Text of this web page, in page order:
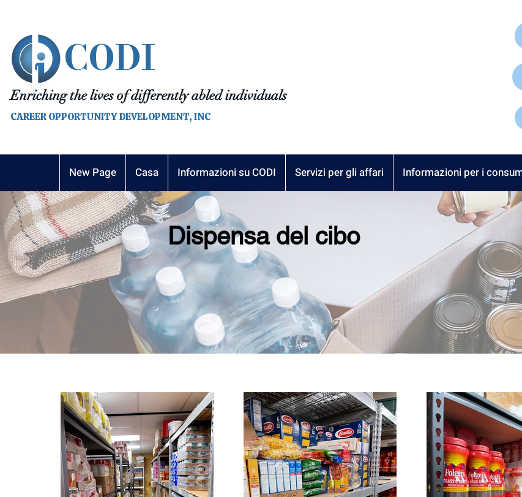
New Page Casa Informazioni su CODI Servizi per gli affari Informazioni per i
CAREER OPPORTUNITY DEVELOPMENT, INC
Enriching the lives of differently abled individuals
CODI
Dispensa del cibo